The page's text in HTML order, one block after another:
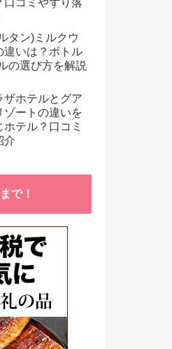
口コミやずり落
タン)ミルクウ
違いは？ボトル
の選び方を解説
ザホテルとグア
ゾートの違いを
テル？口コミ
介
で！